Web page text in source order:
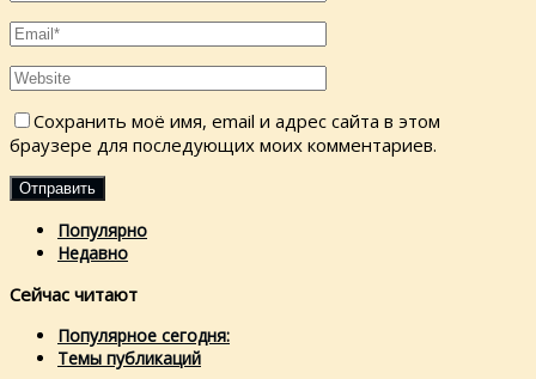
Сохранить моё имя, email и адрес сайта в этом
браузере для последующих моих комментариев.
Популярно
Недавно
Сейчас читают
Популярное сегодня:
Темы публикаций